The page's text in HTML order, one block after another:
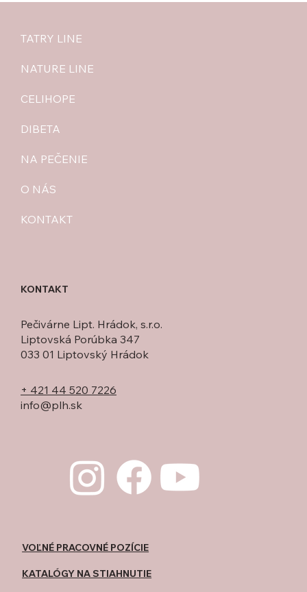
TATRY LINE
NATURE LINE
CELIHOPE
DIBETA
NA PEČENIE
O NÁS
KONTAKT
KONTAKT
Pečivárne Lipt. Hrádok, s.r.o.
Liptovská Porúbka 347
033 01 Liptovský Hrádok
+ 421 44 520 7226
info@plh.sk
VOĽNÉ PRACOVNÉ POZÍCIE
KATALÓGY NA STIAHNUTIE